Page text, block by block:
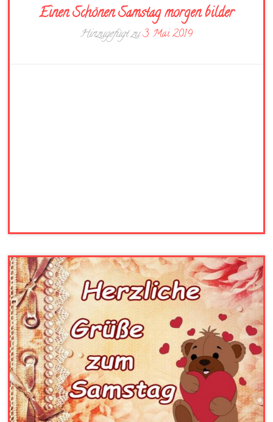
Einen Schönen Samstag morgen bilder
Hinzugefügt zu3. Mai 2019